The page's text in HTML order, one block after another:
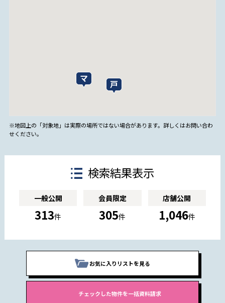
※地図上の「対象地」は実際の場所ではない場合があります。詳しくはお問い合わ
せください。
検索結果表示
一般公開
313件
会員限定
305件
店舗公開
1,046件
お気に入りリストを見る